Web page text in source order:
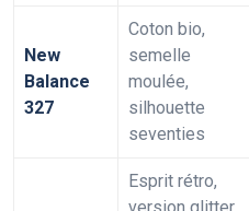
New
Balance
327
Coton bio,
semelle
moulée,
silhouette
seventies
Esprit rétro,
version glitter